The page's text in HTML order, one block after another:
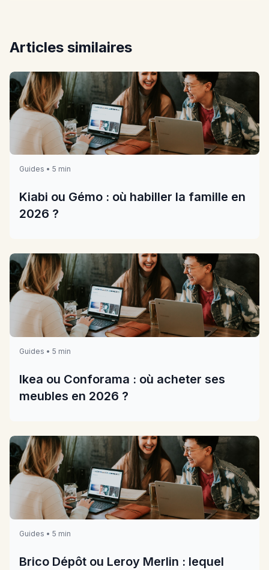
Articles similaires
Guides • 5 min
Kiabi ou Gémo : où habiller la famille en
2026 ?
Guides • 5 min
Ikea ou Conforama : où acheter ses
meubles en 2026 ?
Guides • 5 min
Brico Dépôt ou Leroy Merlin : lequel